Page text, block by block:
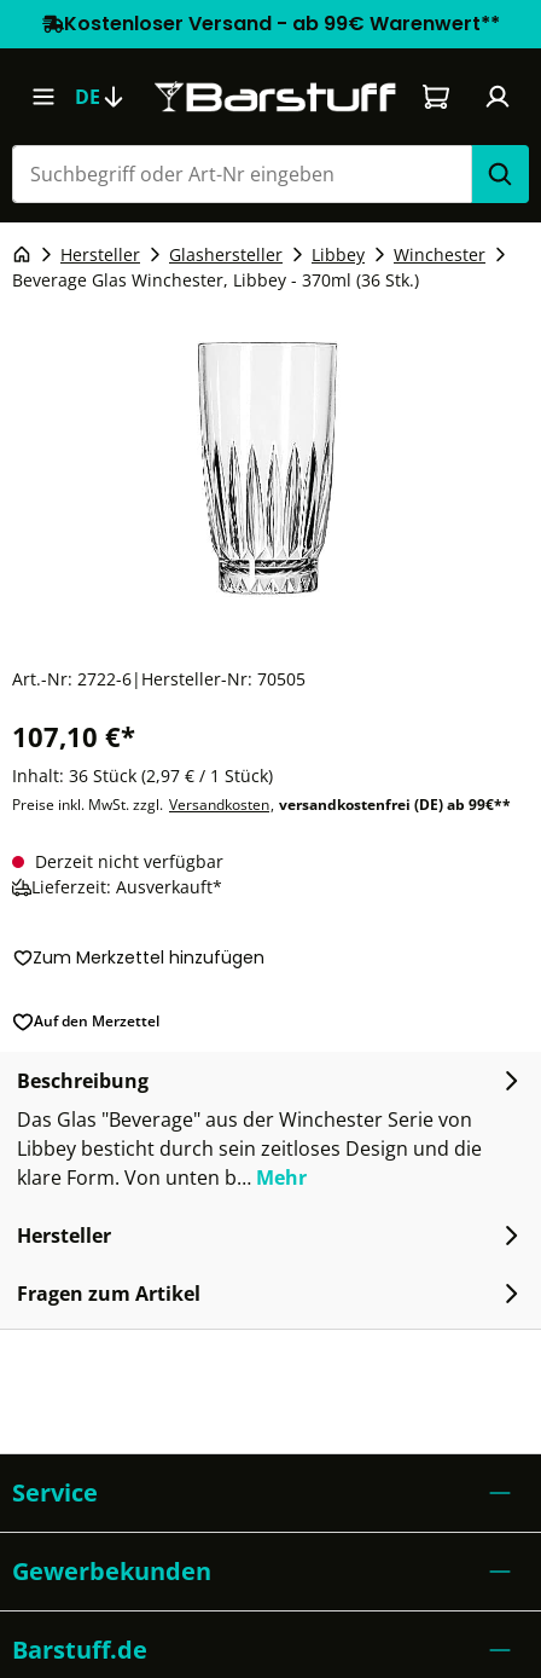
Kostenloser Versand - ab 99€ Warenwert**
DE Warenkorb
Hersteller Glashersteller Libbey
Winchester
Beverage Glas Winchester, Libbey - 370ml (36 Stk.)
Art.-Nr: 2722-6| Hersteller-Nr: 70505
107,10 €*
Inhalt: 36 Stück (2,97 € / 1 Stück)
Preise inkl. MwSt. zzgl. Versandkosten, versandkostenfrei (DE) ab 99€**
Derzeit nicht verfügbar
Lieferzeit: Ausverkauft*
Zum Merkzettel hinzufügen
Auf den Merzettel
Beschreibung
Das Glas "Beverage" aus der Winchester Serie von
Libbey besticht durch sein zeitloses Design und die
klare Form. Von unten b… Mehr
Hersteller
Fragen zum Artikel
Service
Gewerbekunden
Barstuff.de